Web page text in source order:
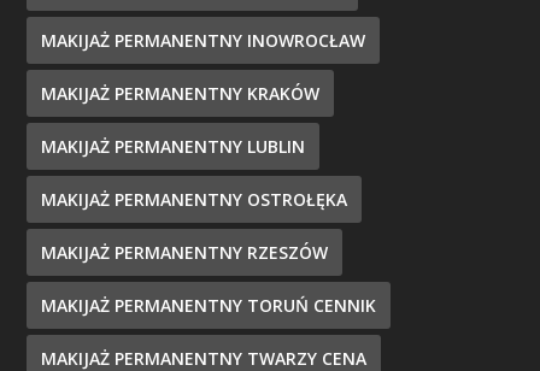
MAKIJAŻ PERMANENTNY INOWROCŁAW
MAKIJAŻ PERMANENTNY KRAKÓW
MAKIJAŻ PERMANENTNY LUBLIN
MAKIJAŻ PERMANENTNY OSTROŁĘKA
MAKIJAŻ PERMANENTNY RZESZÓW
MAKIJAŻ PERMANENTNY TORUŃ CENNIK
MAKIJAŻ PERMANENTNY TWARZY CENA